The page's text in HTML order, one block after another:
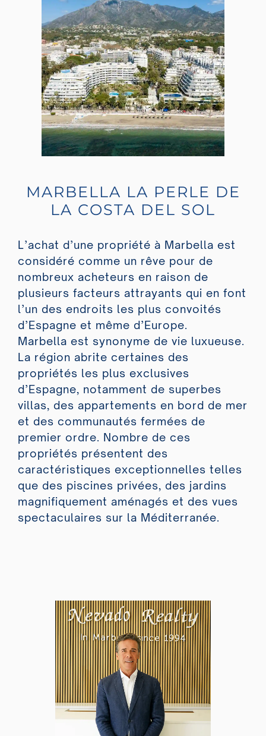
MARBELLA LA PERLE DE
LA COSTA DEL SOL
L’achat d’une propriété à Marbella est
considéré comme un rêve pour de
nombreux acheteurs en raison de
plusieurs facteurs attrayants qui en font
l’un des endroits les plus convoités
d’Espagne et même d’Europe.
Marbella est synonyme de vie luxueuse.
La région abrite certaines des
propriétés les plus exclusives
d’Espagne, notamment de superbes
villas, des appartements en bord de mer
et des communautés fermées de
premier ordre. Nombre de ces
propriétés présentent des
caractéristiques exceptionnelles telles
que des piscines privées, des jardins
magnifiquement aménagés et des vues
spectaculaires sur la Méditerranée.